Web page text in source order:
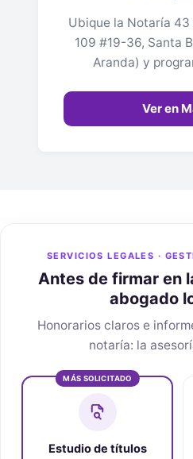
Ubique la Notaría 43
109 #19-36, Santa
Aranda) y
Ver en
SERVICIOS LEGALES ·
Antes de firmar en
abogado
Honorarios claros e
notaría: la
MÁS SOLICITADO
Estudio de títulos